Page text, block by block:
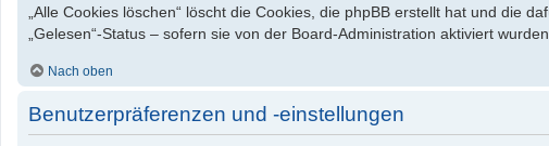
„Alle Cookies löschen“ löscht die Cookies, die phpBB erstellt hat und die
„Gelesen“-Status – sofern sie von der Board-Administration aktiviert
Nach oben
Benutzerpräferenzen und -einstellungen